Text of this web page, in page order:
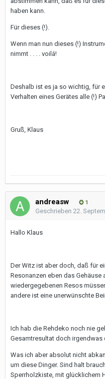
haben kann.
Für dieses (!).
Wenn man nun dieses (!)
nimmt . . . . voilá!
Deshalb ist es ja so wichtig, für
Verhalten eines Gerätes alle (!)
Gruß, Klaus
andreasw 1
Geschrieben 22.
Hallo Klaus
Der Witz ist aber doch, daß für
Resonanzen eben das
wiedergegebenen Resos
andere ist eine unerwünschte
Ich hab die Rehdeko noch nie
Gesamtresultat doch irgendwas
Was ich aber absolut nicht
um diese Dinger. Sind halt
Sperrholzkiste, mit glücklichem